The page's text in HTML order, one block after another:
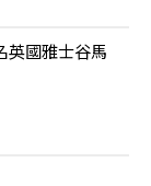
英國雅士谷馬